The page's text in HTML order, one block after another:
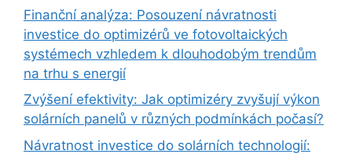
Finanční analýza: Posouzení návratnosti
investice do optimizérů ve fotovoltaických
systémech vzhledem k dlouhodobým trendům
na trhu s energií
Zvýšení efektivity: Jak optimizéry zvyšují výkon
solárních panelů v různých podmínkách počasí?
Návratnost investice do solárních technologií: